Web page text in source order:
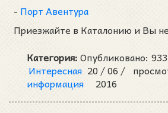
- Порт Авентура
Приезжайте в Каталонию и Вы
Категория:
Интересная
информация
Опубликовано:
20 /06 /
2016
933